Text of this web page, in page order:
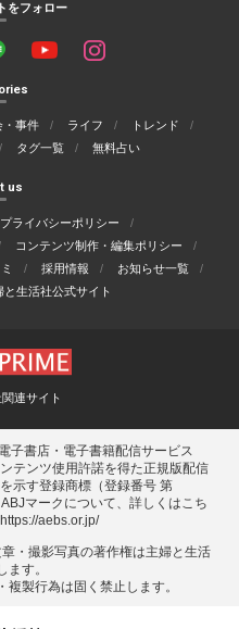
をフォロー
・事件 ライフ
トレンド
タグ一覧 無料占い
us
プライバシーポリシー
コンテンツ制作・編集ポリシー
採用情報
お知らせ一覧
と生活社公式サイト
連サイト
子書店・電子書籍配信サービス
テンツ使用許諾を得た正規版配信
示す登録商標（登録番号 第
マークについて、詳しくはこち
https://aebs.or.jp/
・撮影写真の著作権は主婦と⽣活
ます。
製⾏為は固く禁⽌します。